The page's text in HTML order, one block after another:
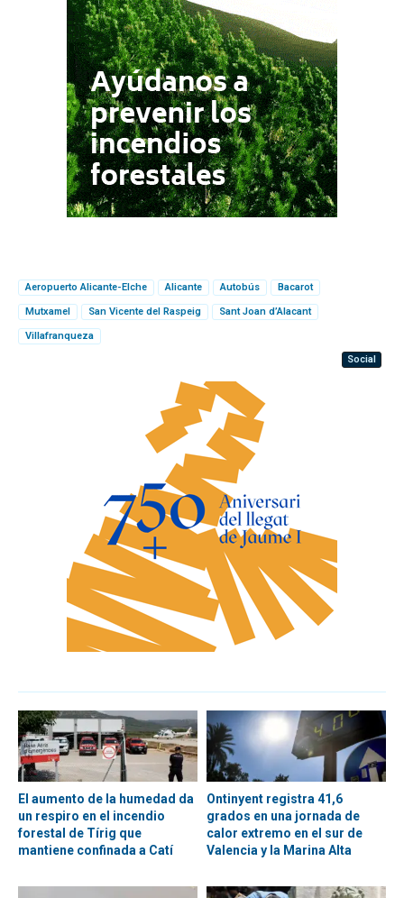
Aeropuerto Alicante-Elche Alicante Autobús Bacarot
Mutxamel San Vicente del Raspeig Sant Joan d’Alacant
Villafranqueza
Social
El aumento de la humedad da
un respiro en el incendio
forestal de Tírig que
mantiene confinada a Catí
Ontinyent registra 41,6
grados en una jornada de
calor extremo en el sur de
Valencia y la Marina Alta